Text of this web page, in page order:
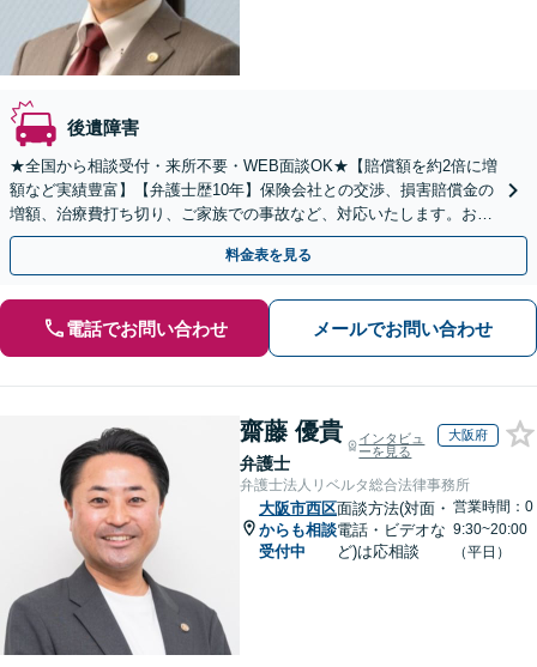
後遺障害
★全国から相談受付・来所不要・WEB面談OK★【賠償額を約2倍に増
額など実績豊富】【弁護士歴10年】保険会社との交渉、損害賠償金の
増額、治療費打ち切り、ご家族での事故など、対応いたします。お早
めにご相談ください【初回相談・着手金無料】
料金表を見る
電話でお問い合わせ メールでお問い合わせ
齋藤 優貴
弁護士
インタビュ
ーを見る
大阪府
弁護士法人リベルタ総合法律事務所
大阪市西区
からも相談
受付中
面談方法(対面・
電話・ビデオな
ど)は応相談
営業時間：0
9:30~20:00
（平日）